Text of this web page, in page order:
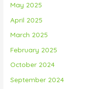
May 2025
April 2025
March 2025
February 2025
October 2024
September 2024